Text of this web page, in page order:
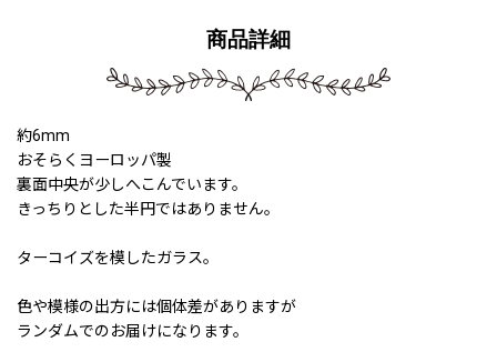
商品詳細
約6mm
おそらくヨーロッパ製
裏面中央が少しへこんでいます。
きっちりとした半円ではありません。
ターコイズを模したガラス。
色や模様の出方には個体差がありますが
ランダムでのお届けになります。